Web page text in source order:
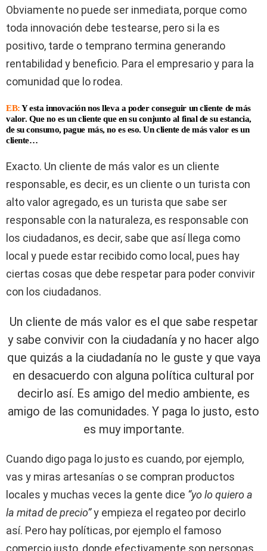
Obviamente no puede ser inmediata, porque como
toda innovación debe testearse, pero si la es
positivo, tarde o temprano termina generando
rentabilidad y beneficio. Para el empresario y para la
comunidad que lo rodea.
EB: Y esta innovación nos lleva a poder conseguir un cliente de más
valor. Que no es un cliente que en su conjunto al final de su estancia,
de su consumo, pague más, no es eso. Un cliente de más valor es un
cliente…
Exacto. Un cliente de más valor es un cliente
responsable, es decir, es un cliente o un turista con
alto valor agregado, es un turista que sabe ser
responsable con la naturaleza, es responsable con
los ciudadanos, es decir, sabe que así llega como
local y puede estar recibido como local, pues hay
ciertas cosas que debe respetar para poder convivir
con los ciudadanos.
Un cliente de más valor es el que sabe respetar
y sabe convivir con la ciudadanía y no hacer algo
que quizás a la ciudadanía no le guste y que vaya
en desacuerdo con alguna política cultural por
decirlo así. Es amigo del medio ambiente, es
amigo de las comunidades. Y paga lo justo, esto
es muy importante.
Cuando digo paga lo justo es cuando, por ejemplo,
vas y miras artesanías o se compran productos
locales y muchas veces la gente dice “yo lo quiero a
la mitad de precio”y empieza el regateo por decirlo
así. Pero hay políticas, por ejemplo el famoso